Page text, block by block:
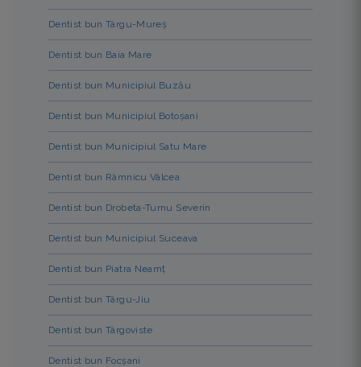
Dentist bun Târgu-Mureș
Dentist bun Baia Mare
Dentist bun Municipiul Buzău
Dentist bun Municipiul Botoșani
Dentist bun Municipiul Satu Mare
Dentist bun Râmnicu Vâlcea
Dentist bun Drobeta-Turnu Severin
Dentist bun Municipiul Suceava
Dentist bun Piatra Neamț
Dentist bun Târgu-Jiu
Dentist bun Târgoviste
Dentist bun Focșani